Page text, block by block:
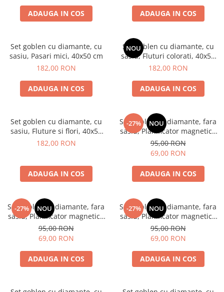
ADAUGA IN COS ADAUGA IN COS
Set goblen cu diamante, cu
sasiu, Pasari mici, 40x50 cm
182,00 RON
ADAUGA IN COS
NOU
Set goblen cu diamante, cu
sasiu, Fluturi colorati, 40x50
cm
182,00 RON
ADAUGA IN COS
Set goblen cu diamante, cu
sasiu, Fluture si flori, 40x50
cm
182,00 RON
ADAUGA IN COS
-27% NOU
Set goblen cu diamante, fara
sasiu, Planificator magnetic -
Maci, 32x40 cm - Copie
95,00 RON
69,00 RON
ADAUGA IN COS
-27% NOU
Set goblen cu diamante, fara
sasiu, Planificator magnetic -
Floarea soarelui, 32x40 cm
95,00 RON
69,00 RON
ADAUGA IN COS
-27% NOU
Set goblen cu diamante, fara
sasiu, Planificator magnetic -
Ceramica, 32x40 cm
95,00 RON
69,00 RON
ADAUGA IN COS